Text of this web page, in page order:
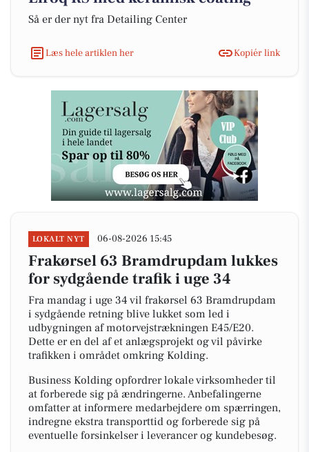
Så er der nyt fra Detailing Center
Læs hele artiklen her Kopiér link
LOKALT NYT 06-08-2026 15:45
Frakørsel 63 Bramdrupdam lukkes
for sydgående trafik i uge 34
Fra mandag i uge 34 vil frakørsel 63 Bramdrupdam
i sydgående retning blive lukket som led i
udbygningen af motorvejstrækningen E45/E20.
Dette er en del af et anlægsprojekt og vil påvirke
trafikken i området omkring Kolding.
Business Kolding opfordrer lokale virksomheder til
at forberede sig på ændringerne. Anbefalingerne
omfatter at informere medarbejdere om spærringen,
indregne ekstra transporttid og forberede sig på
eventuelle forsinkelser i leverancer og kundebesøg.